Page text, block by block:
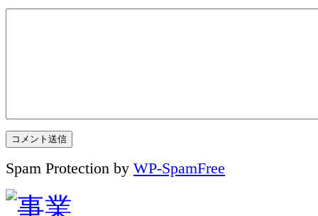
Spam Protection by WP-SpamFree